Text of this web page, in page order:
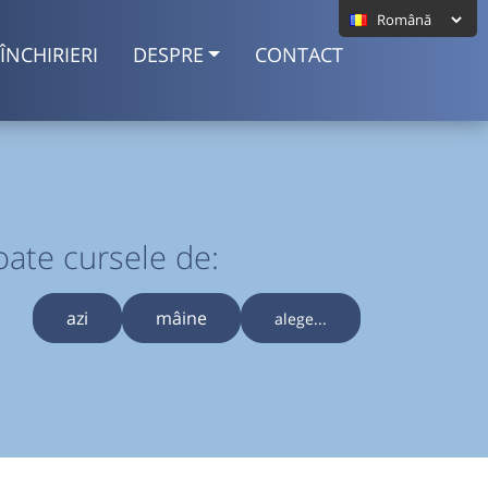
ÎNCHIRIERI DESPRE CONTACT
cursele de:
azi mâine alege...